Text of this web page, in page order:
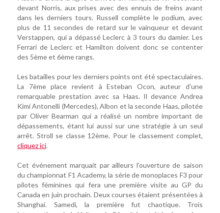
devant Norris, aux prises avec des ennuis de freins avant
dans les derniers tours. Russell complète le podium, avec
plus de 11 secondes de retard sur le vainqueur et devant
Verstappen, qui a dépassé Leclerc à 3 tours du damier. Les
Ferrari de Leclerc et Hamilton doivent donc se contenter
des 5ème et 6ème rangs.
Les batailles pour les derniers points ont été spectaculaires.
La 7ème place revient à Esteban Ocon, auteur d’une
remarquable prestation avec sa Haas. Il devance Andrea
Kimi Antonelli (Mercedes), Albon et la seconde Haas, pilotée
par Oliver Bearman qui a réalisé un nombre important de
dépassements, étant lui aussi sur une stratégie à un seul
arrêt. Stroll se classe 12ème. Pour le classement complet,
cliquez ici.
Cet événement marquait par ailleurs l’ouverture de saison
du championnat F1 Academy, la série de monoplaces F3 pour
pilotes féminines qui fera une première visite au GP du
Canada en juin prochain. Deux courses étaient présentées à
Shanghai. Samedi, la première fut chaotique. Trois